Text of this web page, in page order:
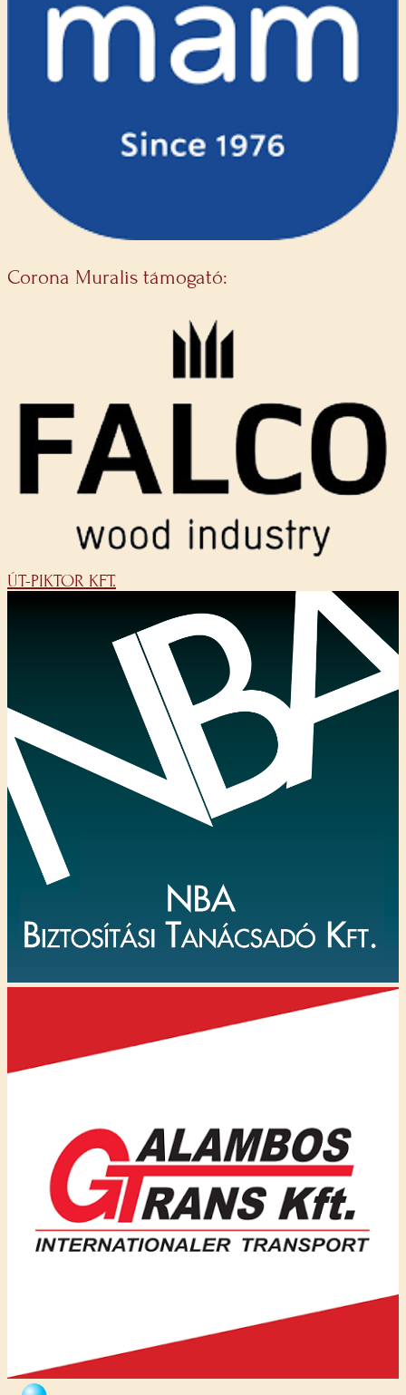
Corona Muralis támogató:
ÚT-PIKTOR KFT.